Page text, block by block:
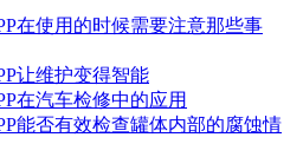
在使用的时候需要注意那些事
让维护变得智能
在汽车检修中的应用
能否有效检查罐体内部的腐蚀情